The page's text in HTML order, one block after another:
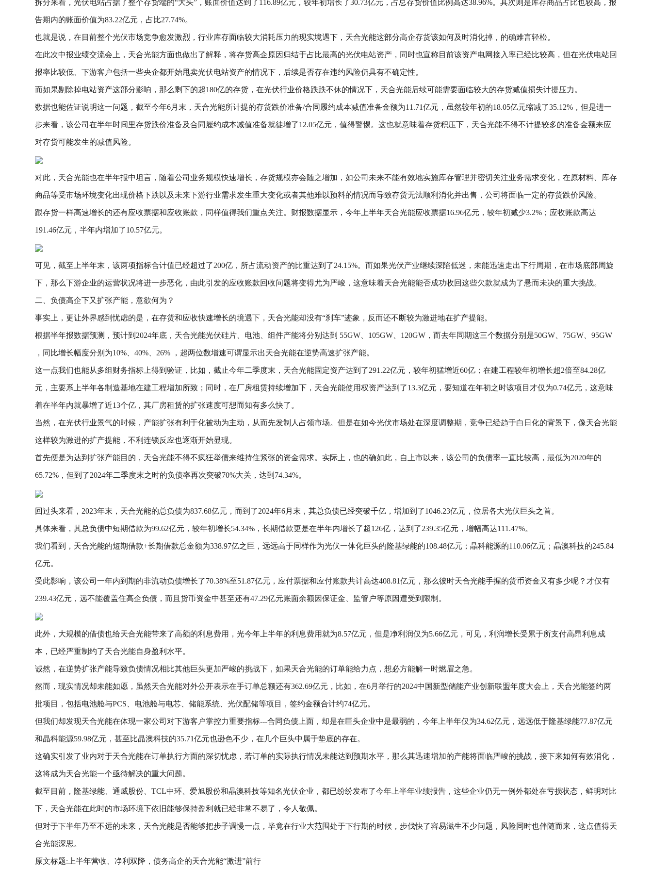
拆分来看，光伏电站占据了整个存货端的“大头”，账面价值达到了116.89亿元，较年初增长了30.73亿元，占总存货价值比例高达38.96%。其次则是库存商品占比也较高，报
告期内的账面价值为83.22亿元，占比27.74%。
也就是说，在目前整个光伏市场竞争愈发激烈，行业库存面临较大消耗压力的现实境遇下，天合光能这部分高企存货该如何及时消化掉，的确难言轻松。
在此次中报业绩交流会上，天合光能方面也做出了解释，将存货高企原因归结于占比最高的光伏电站资产，同时也宣称目前该资产电网接入率已经比较高，但在光伏电站回
报率比较低、下游客户包括一些央企都开始甩卖光伏电站资产的情况下，后续是否存在违约风险仍具有不确定性。
而如果剔除掉电站资产这部分影响，那么剩下的超180亿的存货，在光伏行业价格跌跌不休的情况下，天合光能后续可能需要面临较大的存货减值损失计提压力。
数据也能佐证说明这一问题，截至今年6月末，天合光能所计提的存货跌价准备/合同履约成本减值准备金额为11.71亿元，虽然较年初的18.05亿元缩减了35.12%，但是进一
步来看，该公司在半年时间里存货跌价准备及合同履约成本减值准备就徒增了12.05亿元，值得警惕。这也就意味着存货积压下，天合光能不得不计提较多的准备金额来应
对存货可能发生的减值风险。
对此，天合光能也在半年报中坦言，随着公司业务规模快速增长，存货规模亦会随之增加，如公司未来不能有效地实施库存管理并密切关注业务需求变化，在原材料、库存
商品等受市场环境变化出现价格下跌以及未来下游行业需求发生重大变化或者其他难以预料的情况而导致存货无法顺利消化并出售，公司将面临一定的存货跌价风险。
跟存货一样高速增长的还有应收票据和应收账款，同样值得我们重点关注。财报数据显示，今年上半年天合光能应收票据16.96亿元，较年初减少3.2%；应收账款高达
191.46亿元，半年内增加了10.57亿元。
可见，截至上半年末，该两项指标合计值已经超过了200亿，所占流动资产的比重达到了24.15%。而如果光伏产业继续深陷低迷，未能迅速走出下行周期，在市场底部周旋
下，那么下游企业的运营状况将进一步恶化，由此引发的应收账款回收问题将变得尤为严峻，这意味着天合光能能否成功收回这些欠款就成为了悬而未决的重大挑战。
二、负债高企下又扩张产能，意欲何为？
事实上，更让外界感到忧虑的是，在存货和应收快速增长的境遇下，天合光能却没有“刹车”迹象，反而还不断较为激进地在扩产提能。
根据半年报数据预测，预计到2024年底，天合光能光伏硅片、电池、组件产能将分别达到 55GW、105GW、120GW，而去年同期这三个数据分别是50GW、75GW、95GW
，同比增长幅度分别为10%、40%、26% ，超两位数增速可谓显示出天合光能在逆势高速扩张产能。
这一点我们也能从多组财务指标上得到验证，比如，截止今年二季度末，天合光能固定资产达到了291.22亿元，较年初猛增近60亿；在建工程较年初增长超2倍至84.28亿
元，主要系上半年各制造基地在建工程增加所致；同时，在厂房租赁持续增加下，天合光能使用权资产达到了13.3亿元，要知道在年初之时该项目才仅为0.74亿元，这意味
着在半年内就暴增了近13个亿，其厂房租赁的扩张速度可想而知有多么快了。
当然，在光伏行业景气的时候，产能扩张有利于化被动为主动，从而先发制人占领市场。但是在如今光伏市场处在深度调整期，竞争已经趋于白日化的背景下，像天合光能
这样较为激进的扩产提能，不利连锁反应也逐渐开始显现。
首先便是为达到扩张产能目的，天合光能不得不疯狂举债来维持住紧张的资金需求。实际上，也的确如此，自上市以来，该公司的负债率一直比较高，最低为2020年的
65.72%，但到了2024年二季度末之时的负债率再次突破70%大关，达到74.34%。
回过头来看，2023年末，天合光能的总负债为837.68亿元，而到了2024年6月末，其总负债已经突破千亿，增加到了1046.23亿元，位居各大光伏巨头之首。
具体来看，其总负债中短期借款为99.62亿元，较年初增长54.34%，长期借款更是在半年内增长了超126亿，达到了239.35亿元，增幅高达111.47%。
我们看到，天合光能的短期借款+长期借款总金额为338.97亿之巨，远远高于同样作为光伏一体化巨头的隆基绿能的108.48亿元；晶科能源的110.06亿元；晶澳科技的245.84
亿元。
受此影响，该公司一年内到期的非流动负债增长了70.38%至51.87亿元，应付票据和应付账款共计高达408.81亿元，那么彼时天合光能手握的货币资金又有多少呢？才仅有
239.43亿元，远不能覆盖住高企负债，而且货币资金中甚至还有47.29亿元账面余额因保证金、监管户等原因遭受到限制。
此外，大规模的借债也给天合光能带来了高额的利息费用，光今年上半年的利息费用就为8.57亿元，但是净利润仅为5.66亿元，可见，利润增长受累于所支付高昂利息成
本，已经严重制约了天合光能自身盈利水平。
诚然，在逆势扩张产能导致负债情况相比其他巨头更加严峻的挑战下，如果天合光能的订单能给力点，想必方能解一时燃眉之急。
然而，现实情况却未能如愿，虽然天合光能对外公开表示在手订单总额还有362.69亿元，比如，在6月举行的2024中国新型储能产业创新联盟年度大会上，天合光能签约两
批项目，包括电池舱与PCS、电池舱与电芯、储能系统、光伏配储等项目，签约金额合计约74亿元。
但我们却发现天合光能在体现一家公司对下游客户掌控力重要指标---合同负债上面，却是在巨头企业中是最弱的，今年上半年仅为34.62亿元，远远低于隆基绿能77.87亿元
和晶科能源59.98亿元，甚至比晶澳科技的35.71亿元也逊色不少，在几个巨头中属于垫底的存在。
这确实引发了业内对于天合光能在订单执行方面的深切忧虑，若订单的实际执行情况未能达到预期水平，那么其迅速增加的产能将面临严峻的挑战，接下来如何有效消化，
这将成为天合光能一个亟待解决的重大问题。
截至目前，隆基绿能、通威股份、TCL中环、爱旭股份和晶澳科技等知名光伏企业，都已纷纷发布了今年上半年业绩报告，这些企业仍无一例外都处在亏损状态，鲜明对比
下，天合光能在此时的市场环境下依旧能够保持盈利就已经非常不易了，令人敬佩。
但对于下半年乃至不远的未来，天合光能是否能够把步子调慢一点，毕竟在行业大范围处于下行期的时候，步伐快了容易滋生不少问题，风险同时也伴随而来，这点值得天
合光能深思。
原文标题:上半年营收、净利双降，债务高企的天合光能“激进”前行